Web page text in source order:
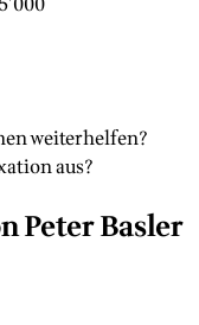
weiterhelfen?
aus?
Peter Basler